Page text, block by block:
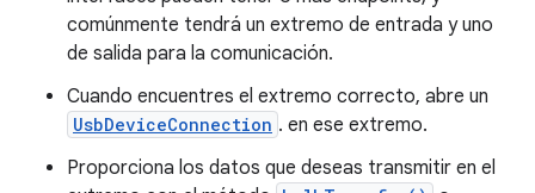
comúnmente tendrá un extremo de entrada y uno
de salida para la comunicación.
Cuando encuentres el extremo correcto, abre un
UsbDeviceConnection . en ese extremo.
Proporciona los datos que deseas transmitir en el